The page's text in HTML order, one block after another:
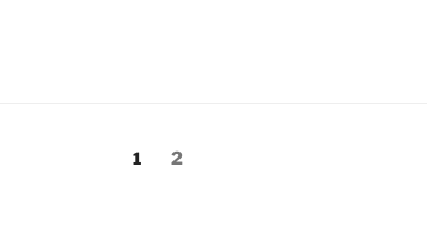
Page
1 Page
2